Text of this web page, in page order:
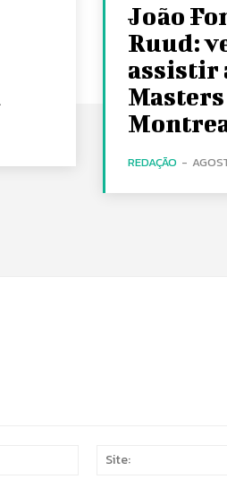
João
Ruud:
assistir
Masters
REDAÇÃO -